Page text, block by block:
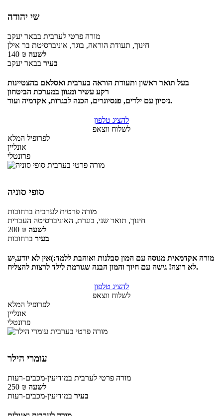
שי יהודה
מורה פרטי לערבית בבאר יעקב
חינוך, תעודת הוראה, בוגר, אוניברסיטת בר אילן
140 ₪ לשעה
בעיר בבאר יעקב
בעל תואר ראשון ותעודת הוראה בערבית ואסלאם בהצטיינות
רקע עשיר ומגוון במערכת הביטחון
ניסיון עם ילדים, פנסיונרים, הכנה לבגרות, אקדמיה ועוד.
להציג טלפון
לשלוח ווצאפ
לפרופיל המלא
אונליין
פרונטלי
סופי סוניה
מורה פרטית לערבית ברחובות
חינוך, תואר שני, בוגרת, האוניברסיטה העברית
200 ₪ לשעה
בעיר ברחובות
מורה אקדמאית מנוסה עם המון סבלנות ואוהבת ללמד:)אין לא יודע,יש
לא רוצה! גישה עם חיוך והמון הבנה שגורמת לילד לרצות להצליח.
להציג טלפון
לשלוח ווצאפ
לפרופיל המלא
אונליין
פרונטלי
עומרי הילר
מורה פרטי לערבית במודיעין-מכבים-רעות
250 ₪ לשעה
בעיר במודיעין-מכבים-רעות